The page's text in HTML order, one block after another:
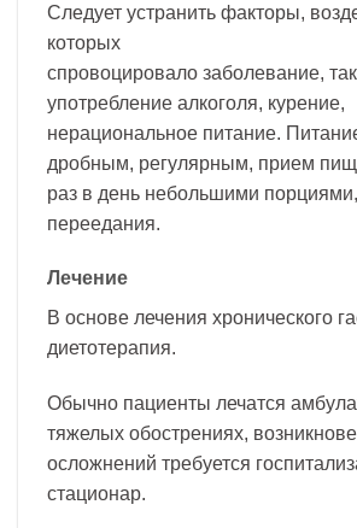
Следует устранить факторы,
которых
спровоцировало заболевание,
употребление алкоголя, курение,
нерациональное питание.
дробным, регулярным, прием
раз в день небольшими порциями,
переедания.
Лечение
В основе лечения хронического
диетотерапия.
Обычно пациенты лечатся
тяжелых обострениях,
осложнений требуется
стационар.